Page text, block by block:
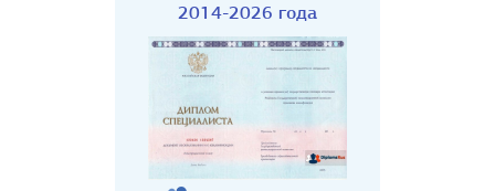
2014-2026 года